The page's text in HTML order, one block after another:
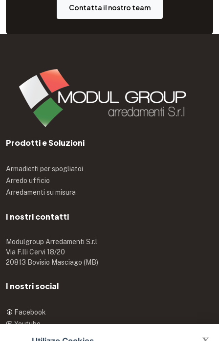
Contatta il nostro team
Prodotti e Soluzioni
Armadietti per spogliatoi
Arredo ufficio
Arredamenti su misura
I nostri contatti
Modulgroup Arredamenti S.r.l
Via F.lli Cervi 18/20
20813 Bovisio Masciago (MB)
I nostri social
Facebook
Youtube